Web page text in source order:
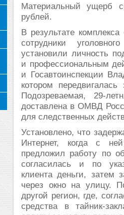
Материальный ущерб
рублей.
В результате
сотрудники
установили личность
и профессиональным
и Госавтоинспекции
котором
Подозреваемая, 29-
доставлена в ОМВД
для следственных
Установлено, что
Интернет, когда с
предложил работу по
согласилась и по
клиента деньги, затем
через окно на улицу.
другой регион, где,
средства в тайник-